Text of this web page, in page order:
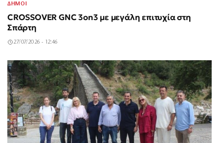
ΔΗΜΟΙ
CROSSOVER GNC 3on3 με μεγάλη επιτυχία στη
Σπάρτη
27/07/2026 - 12:46